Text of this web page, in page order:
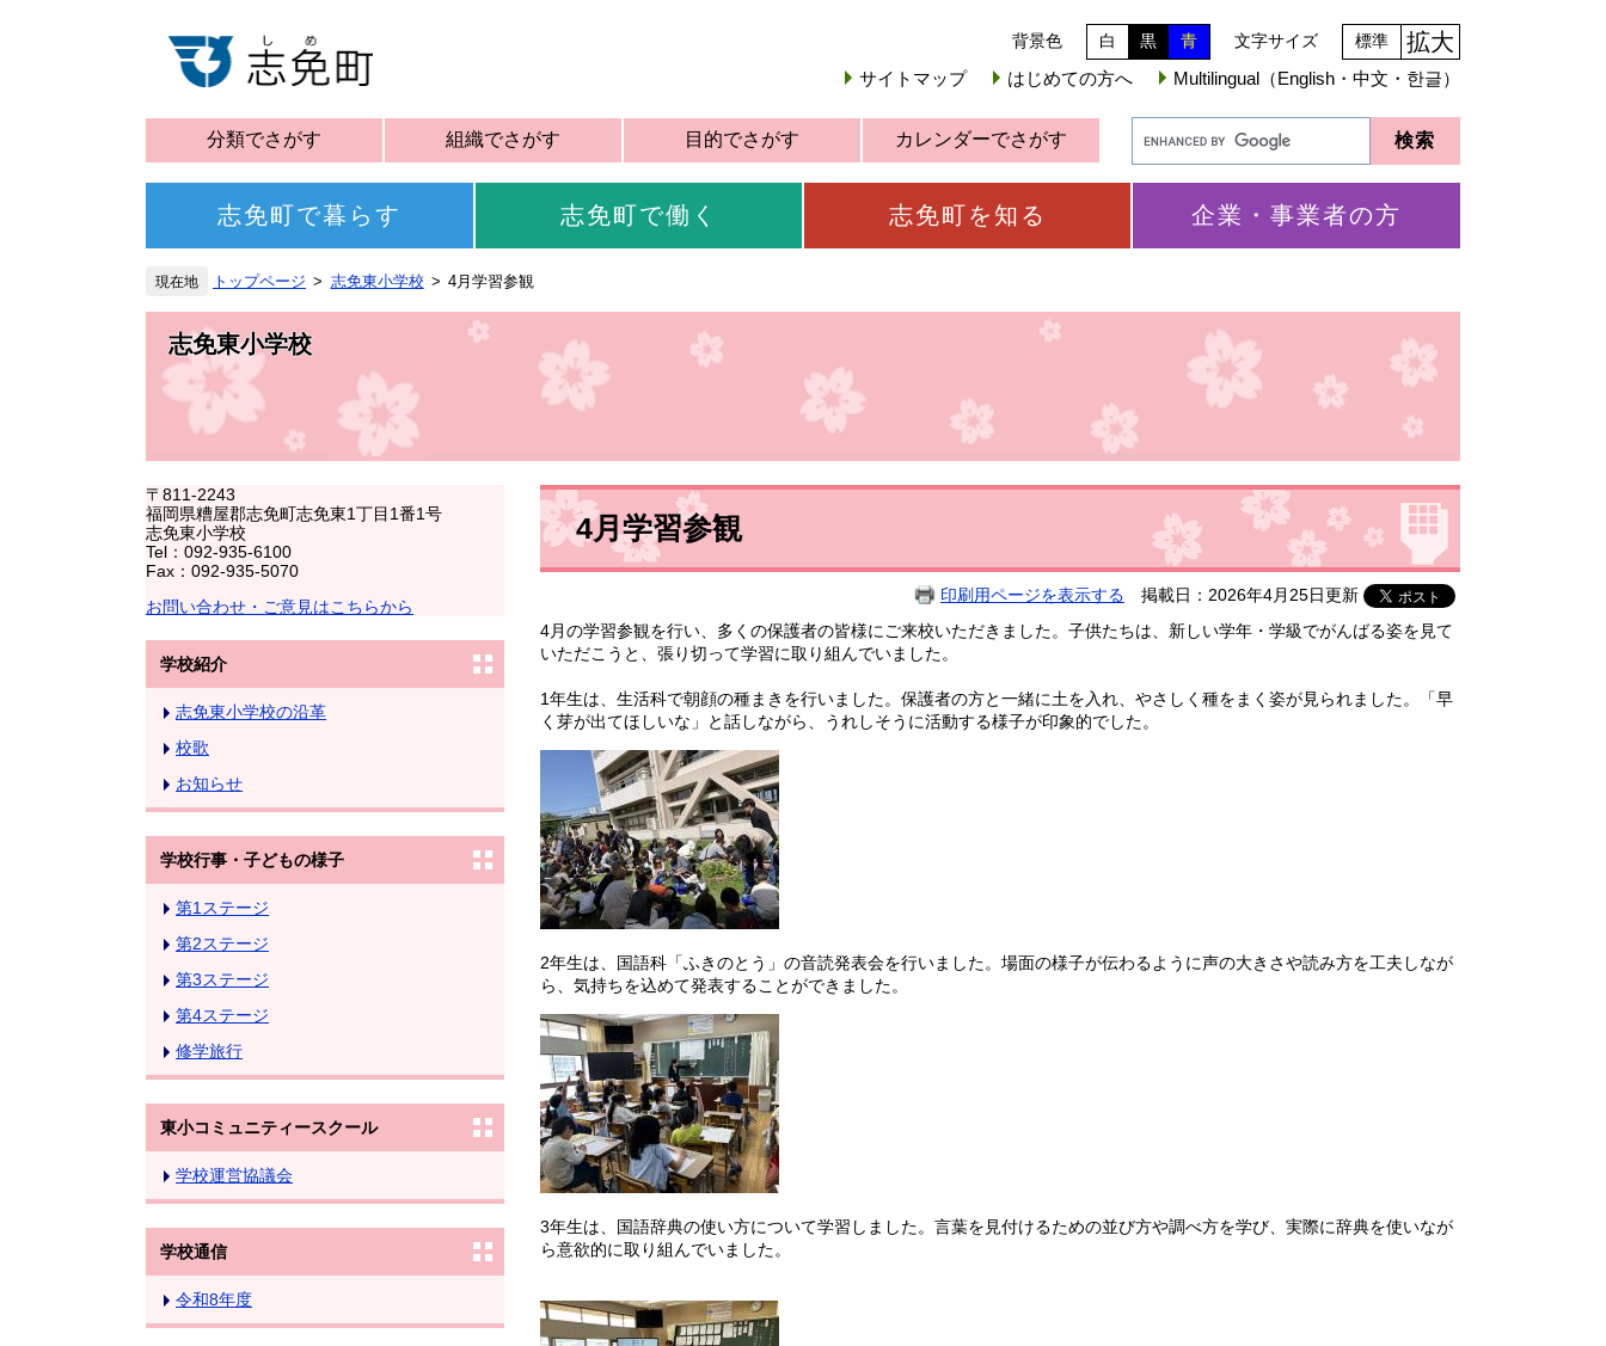
背景色 白 黒 青 文字サイズ 標準 拡大
サイトマップ はじめての方へ Multilingual（English・中文・한글）
分類でさがす 組織でさがす 目的でさがす カレンダーでさがす
志免町で暮らす 志免町で働く 志免町を知る 企業・事業者の方
トップページ 志免東小学校 4月学習参観
志免東小学校
〒811-2243
福岡県糟屋郡志免町志免東1丁目1番1号
志免東小学校
Tel：092-935-6100
Fax：092-935-5070
お問い合わせ・ご意見はこちらから
学校紹介
志免東小学校の沿革
校歌
お知らせ
学校行事・子どもの様子
第1ステージ
第2ステージ
第3ステージ
第4ステージ
修学旅行
東小コミュニティースクール
学校運営協議会
学校通信
令和8年度
4月学習参観
印刷用ページを表示する 掲載日：2026年4月25日更新
4月の学習参観を行い、多くの保護者の皆様にご来校いただきました。子供たちは、新しい学年・学級でがんばる姿を見て
いただこうと、張り切って学習に取り組んでいました。
1年生は、生活科で朝顔の種まきを行いました。保護者の方と一緒に土を入れ、やさしく種をまく姿が見られました。「早
く芽が出てほしいな」と話しながら、うれしそうに活動する様子が印象的でした。
2年生は、国語科「ふきのとう」の音読発表会を行いました。場面の様子が伝わるように声の大きさや読み方を工夫しなが
ら、気持ちを込めて発表することができました。
3年生は、国語辞典の使い方について学習しました。言葉を見付けるための並び方や調べ方を学び、実際に辞典を使いなが
ら意欲的に取り組んでいました。